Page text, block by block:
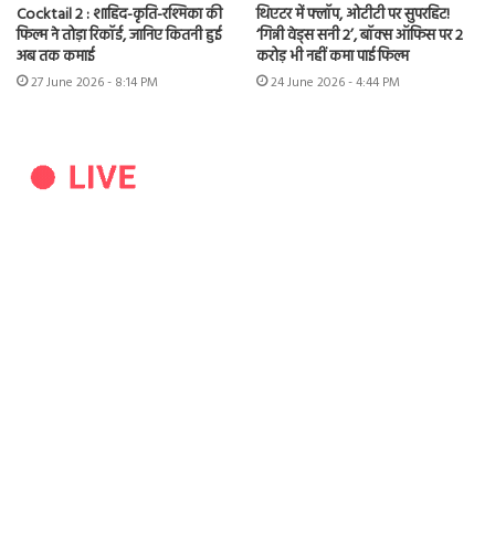
Cocktail 2 : शाहिद-कृति-रश्मिका की
फिल्म ने तोड़ा रिकॉर्ड, जानिए कितनी हुई
अब तक कमाई
27 June 2026 - 8:14 PM
थिएटर में फ्लॉप, ओटीटी पर सुपरहिट!
‘गिन्नी वेड्स सनी 2’, बॉक्स ऑफिस पर 2
करोड़ भी नहीं कमा पाई फिल्म
24 June 2026 - 4:44 PM